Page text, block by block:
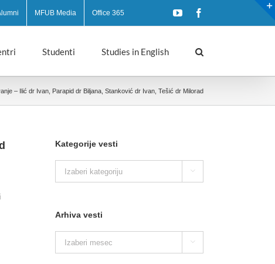
MFUB Media Office 365 YouTube
Studenti Studies in English
– Ilić dr Ivan, Parapid dr Biljana, Stanković dr Ivan, Tešić dr Milorad
Kategorije vesti
vesti

Arhiva vesti
vesti
